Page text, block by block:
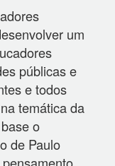
um
públicas e
e todos
temática da
o
de Paulo